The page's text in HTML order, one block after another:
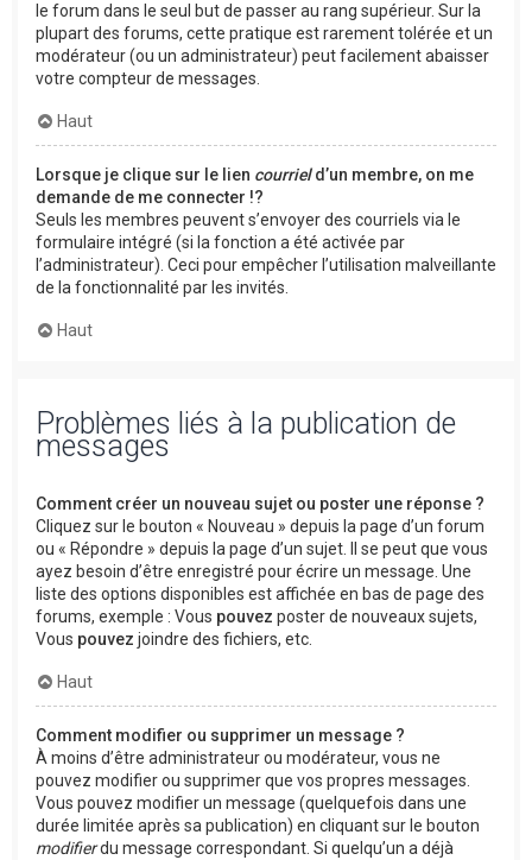
le forum dans le seul but de passer au rang supérieur. Sur la
plupart des forums, cette pratique est rarement tolérée et un
modérateur (ou un administrateur) peut facilement abaisser
votre compteur de messages.
Haut
Lorsque je clique sur le lien courrield’un membre, on me
demande de me connecter !?
Seuls les membres peuvent s’envoyer des courriels via le
formulaire intégré (si la fonction a été activée par
l’administrateur). Ceci pour empêcher l’utilisation malveillante
de la fonctionnalité par les invités.
Haut
Problèmes liés à la publication de
messages
Comment créer un nouveau sujet ou poster une réponse ?
Cliquez sur le bouton « Nouveau » depuis la page d’un forum
ou « Répondre » depuis la page d’un sujet. Il se peut que vous
ayez besoin d’être enregistré pour écrire un message. Une
liste des options disponibles est affichée en bas de page des
forums, exemple : Vous pouvez poster de nouveaux sujets,
Vous pouvez joindre des fichiers, etc.
Haut
Comment modifier ou supprimer un message ?
À moins d’être administrateur ou modérateur, vous ne
pouvez modifier ou supprimer que vos propres messages.
Vous pouvez modifier un message (quelquefois dans une
durée limitée après sa publication) en cliquant sur le bouton
modifierdu message correspondant. Si quelqu’un a déjà